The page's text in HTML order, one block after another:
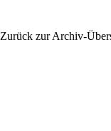
Zurück zur Archiv-